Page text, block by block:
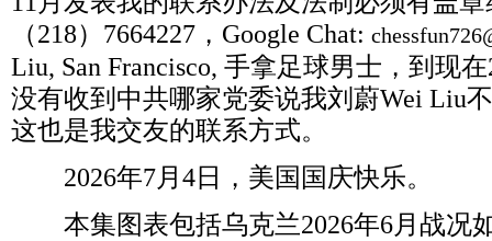
（218） 7664227 ， Google Chat:
Liu, San Francisco, 手拿足球男士，到现在
没有收到中共哪家党委说我刘蔚Wei Liu
这也是我交友的联系方式。
2026年7月 4日，美国国庆快乐。
本集图表包括乌克兰2026年6月战况